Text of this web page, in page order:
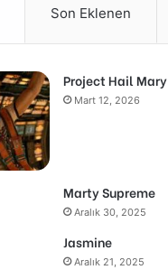
Son Eklenen
Project Hail Mary
Mart 12, 2026
Marty Supreme
Aralık 30, 2025
Jasmine
Aralık 21, 2025